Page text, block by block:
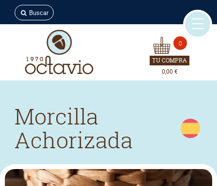
Buscar
0
TU COMPRA
0,00 €
Morcilla
Achorizada